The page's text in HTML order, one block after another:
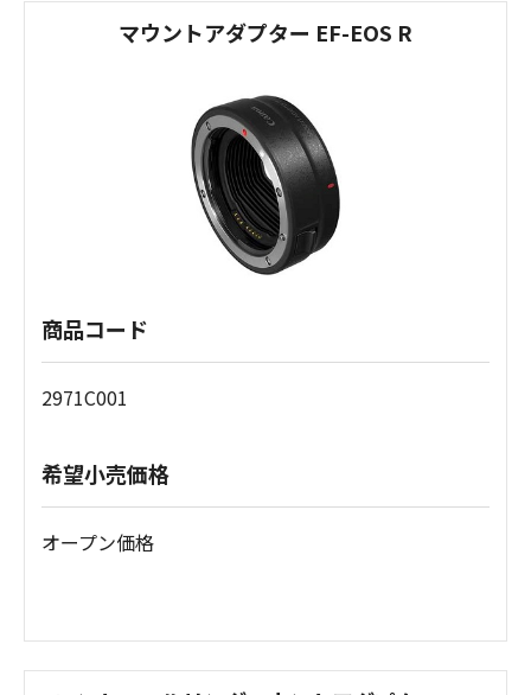
マウントアダプター EF-EOS R
商品コード
2971C001
希望小売価格
オープン価格